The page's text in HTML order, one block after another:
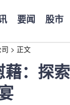
要闻 股市
> 正文
：探